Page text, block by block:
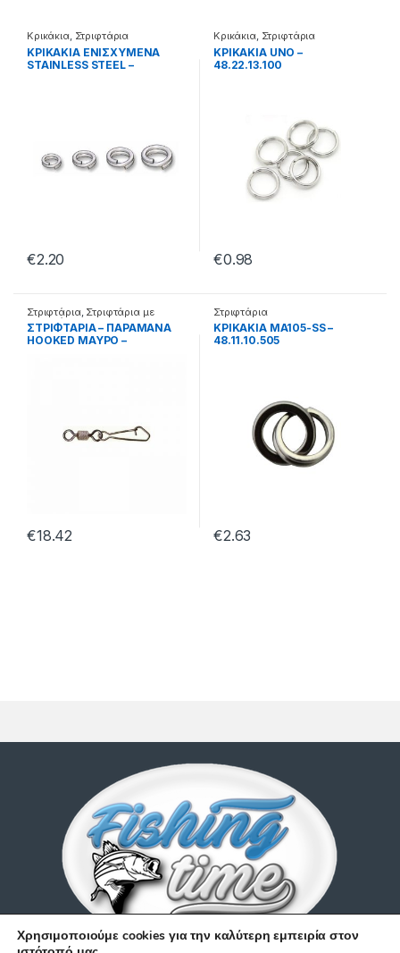
Κρικάκια, Στριφτάρια
ΚΡΙΚΑΚΙΑ ΕΝΙΣΧΥΜΕΝΑ
STAINLESS STEEL –
€2.20
Κρικάκια, Στριφτάρια
ΚΡΙΚΑΚΙΑ UNO –
48.22.13.100
€0.98
Στριφτάρια, Στριφτάρια με
παραμάνα
ΣΤΡΙΦΤΑΡΙΑ – ΠΑΡΑΜΑΝΑ
HOOKED ΜΑΥΡΟ –
€18.42
Στριφτάρια
ΚΡΙΚΑΚΙΑ MA105-SS –
48.11.10.505
€2.63
Χρησιμοποιούμε cookies για την καλύτερη εμπειρία στον